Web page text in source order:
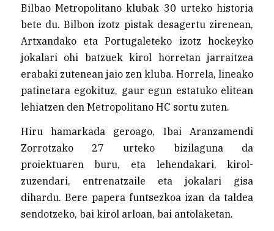
Bilbao Metropolitano klubak 30 urteko historia
bete du. Bilbon izotz pistak desagertu zirenean,
Artxandako eta Portugaleteko izotz hockeyko
jokalari ohi batzuek kirol horretan jarraitzea
erabaki zutenean jaio zen kluba. Horrela, lineako
patinetara egokituz, gaur egun estatuko elitean
lehiatzen den Metropolitano HC sortu zuten.
Hiru hamarkada geroago, Ibai Aranzamendi
Zorrotzako 27 urteko bizilaguna da
proiektuaren buru, eta lehendakari, kirol-
zuzendari, entrenatzaile eta jokalari gisa
dihardu. Bere papera funtsezkoa izan da taldea
sendotzeko, bai kirol arloan, bai antolaketan.